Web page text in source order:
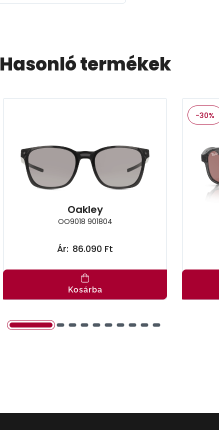
Hasonló termékek
Oakley
OO9018 901804
Ár: 86.090 Ft
Kosárba
-30%